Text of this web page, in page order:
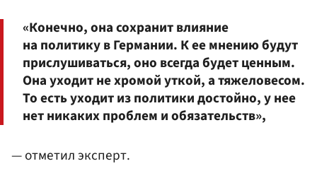
«Конечно, она сохранит влияние
на политику в Германии. К ее мнению будут
прислушиваться, оно всегда будет ценным.
Она уходит не хромой уткой, а тяжеловесом.
То есть уходит из политики достойно, у нее
нет никаких проблем и обязательств»,
— отметил эксперт.